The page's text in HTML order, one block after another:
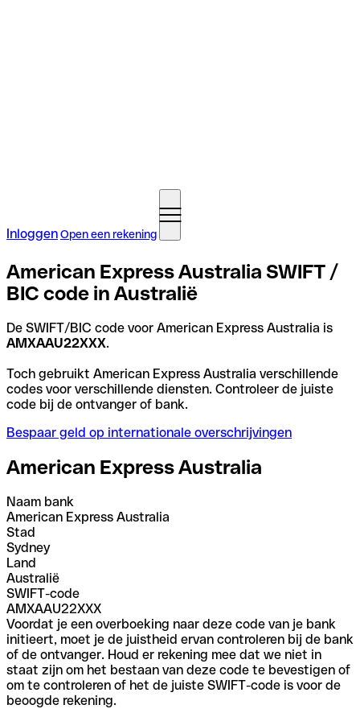
InloggenOpen een rekening
American Express Australia SWIFT /
BIC code in Australië
De SWIFT/BIC code voor American Express Australia is
AMXAAU22XXX.
Toch gebruikt American Express Australia verschillende
codes voor verschillende diensten. Controleer de juiste
code bij de ontvanger of bank.
Bespaar geld op internationale overschrijvingen
American Express Australia
Naam bank
American Express Australia
Stad
Sydney
Land
Australië
SWIFT-code
AMXAAU22XXX
Voordat je een overboeking naar deze code van je bank
initieert, moet je de juistheid ervan controleren bij de bank
of de ontvanger. Houd er rekening mee dat we niet in
staat zijn om het bestaan van deze code te bevestigen of
om te controleren of het de juiste SWIFT-code is voor de
beoogde rekening.